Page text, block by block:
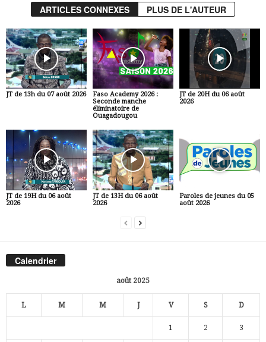
ARTICLES CONNEXES PLUS DE L'AUTEUR
JT de 13h du 07 août 2026
Faso Academy 2026 :
Seconde manche
éliminatoire de
Ouagadougou
JT de 20H du 06 août
2026
JT de 19H du 06 août
2026
JT de 13H du 06 août
2026
Paroles de jeunes du 05
août 2026
Calendrier
août 2025
L M M J V S D
1 2 3